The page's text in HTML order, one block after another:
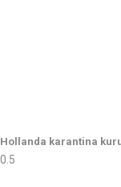
Hollanda karantina